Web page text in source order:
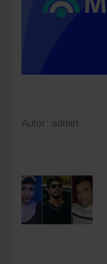
Autor: admin